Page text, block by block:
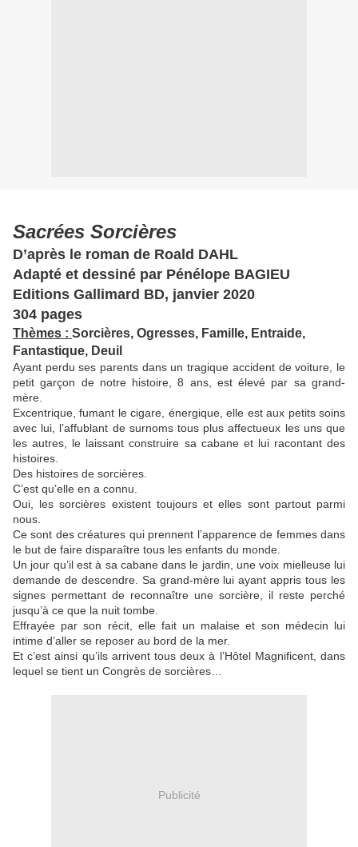
Sacrées Sorcières
D’après le roman de Roald DAHL
Adapté et dessiné par Pénélope BAGIEU
Editions Gallimard BD, janvier 2020
304 pages
Thèmes : Sorcières, Ogresses, Famille, Entraide,
Fantastique, Deuil
Ayant perdu ses parents dans un tragique accident de voiture, le
petit garçon de notre histoire, 8 ans, est élevé par sa grand-
mère.
Excentrique, fumant le cigare, énergique, elle est aux petits soins
avec lui, l’affublant de surnoms tous plus affectueux les uns que
les autres, le laissant construire sa cabane et lui racontant des
histoires.
Des histoires de sorcières.
C’est qu’elle en a connu.
Oui, les sorcières existent toujours et elles sont partout parmi
nous.
Ce sont des créatures qui prennent l’apparence de femmes dans
le but de faire disparaître tous les enfants du monde.
Un jour qu’il est à sa cabane dans le jardin, une voix mielleuse lui
demande de descendre. Sa grand-mère lui ayant appris tous les
signes permettant de reconnaître une sorcière, il reste perché
jusqu’à ce que la nuit tombe.
Effrayée par son récit, elle fait un malaise et son médecin lui
intime d’aller se reposer au bord de la mer.
Et c’est ainsi qu’ils arrivent tous deux à l’Hôtel Magnificent, dans
lequel se tient un Congrès de sorcières…
Publicité